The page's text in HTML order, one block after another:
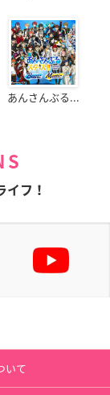
あんさんぶる...
イフ！
いて